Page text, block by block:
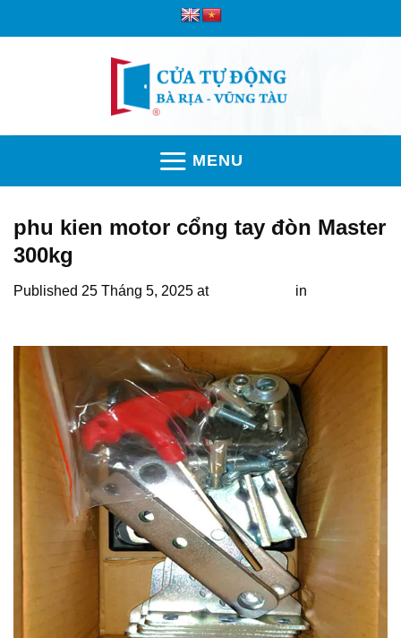
MENU
phu kien motor cổng tay đòn Master
300kg
Published 25 Tháng 5, 2025 at in